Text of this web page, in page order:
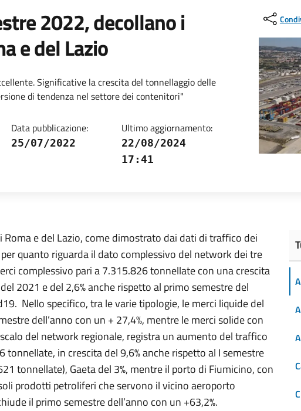
2022, decollano i
e del Lazio
Significative la crescita del tonnellaggio delle
di tendenza nel settore dei contenitori"
Data pubblicazione:
25/07/2022
Ultimo aggiornamento:
22/08/2024
17:41
e del Lazio, come dimostrato dai dati di traffico dei
quanto riguarda il dato complessivo del network dei tre
complessivo pari a 7.315.826 tonnellate con una crescita
2021 e del 2,6% anche rispetto al primo semestre del
Nello specifico, tra le varie tipologie, le merci liquide del
dell’anno con un + 27,4%, mentre le merci solide con
del network regionale, registra un aumento del traffico
tonnellate, in crescita del 9,6% anche rispetto al I semestre
tonnellate), Gaeta del 3%, mentre il porto di Fiumicino, con
prodotti petroliferi che servono il vicino aeroporto
il primo semestre dell’anno con un +63,2%.